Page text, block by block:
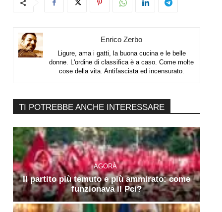
Enrico Zerbo
Ligure, ama i gatti, la buona cucina e le belle
donne. L'ordine di classifica è a caso. Come molte
cose della vita. Antifascista ed incensurato.
TI POTREBBE ANCHE INTERESSARE
AGORÀ
Il partito più temuto e più ammirato: come
funzionava il Pci?